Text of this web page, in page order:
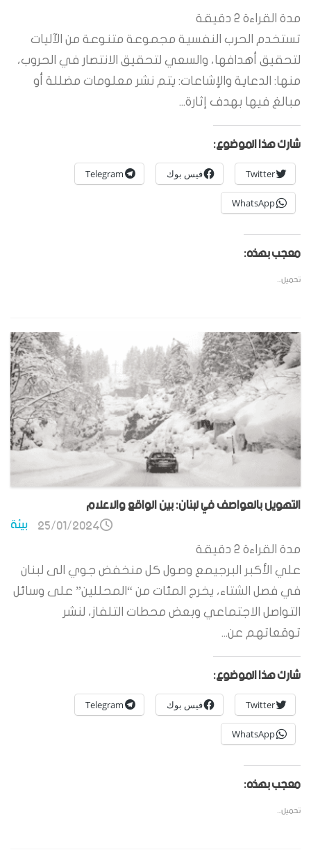
مدة القراءة 2 دقيقة
تستخدم الحرب النفسية مجموعة متنوعة من الآليات
لتحقيق أهدافها، والسعي لتحقيق الانتصار في الحروب،
منها: الدعاية والإشاعات: يتم نشر معلومات مضللة أو
مبالغ فيها بهدف إثارة...
شارك هذا الموضوع:
Twitter فيس بوك Telegram
WhatsApp
معجب بهذه:
تحميل...
التهويل بالعواصف في لبنان: بين الواقع والاعلام
بيئة 25/01/2024
مدة القراءة 2 دقيقة
علي الأكبر البرجيمع وصول كل منخفض جوي الى لبنان
في فصل الشتاء، يخرج المئات من “المحللين” على وسائل
التواصل الاجتماعي وبعض محطات التلفاز، لنشر
توقعاتهم عن...
شارك هذا الموضوع:
Twitter فيس بوك Telegram
WhatsApp
معجب بهذه:
تحميل...